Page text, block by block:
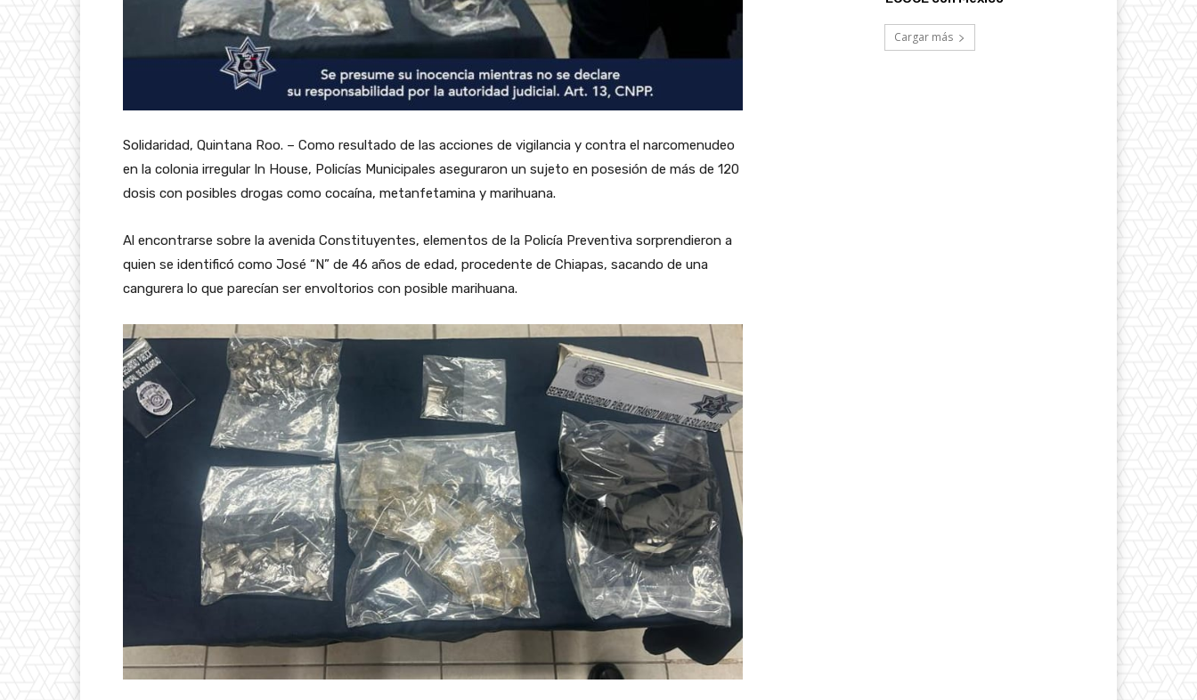
Solidaridad, Quintana Roo. – Como resultado de las acciones de vigilancia y contra el narcomenudeo
en la colonia irregular In House, Policías Municipales aseguraron un sujeto en posesión de más de 120
dosis con posibles drogas como cocaína, metanfetamina y marihuana.
Al encontrarse sobre la avenida Constituyentes, elementos de la Policía Preventiva sorprendieron a
quien se identificó como José “N” de 46 años de edad, procedente de Chiapas, sacando de una
cangurera lo que parecían ser envoltorios con posible marihuana.
Cargar más